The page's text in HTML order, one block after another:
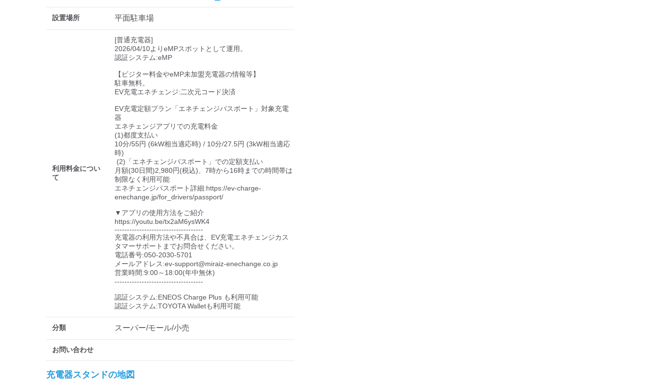
設置場所 平面駐車場
利用料金につい
て
[普通充電器]
2026/04/10よりeMPスポットとして運用。
認証システム:eMP
【ビジター料金やeMP未加盟充電器の情報等】
駐車無料。
EV充電エネチェンジ:二次元コード決済
EV充電定額プラン「エネチェンジパスポート」対象充電
器
エネチェンジアプリでの充電料金
(1)都度支払い
10分/55円 (6kW相当適応時) / 10分/27.5円 (3kW相当適応
時)
月額(30日間)2,980円(税込)、7時から16時までの時間帯は
制限なく利用可能
エネチェンジパスポート詳細:https://ev-charge-
enechange.jp/for_drivers/passport/
▼アプリの使用方法をご紹介
https://youtu.be/tx2aM6ysWK4
------------------------------------
充電器の利用方法や不具合は、EV充電エネチェンジカス
タマーサポートまでお問合せください。
電話番号:050-2030-5701
メールアドレス:ev-support@miraiz-enechange.co.jp
営業時間:9:00～18:00(年中無休)
------------------------------------
認証システム:ENEOS Charge Plus も利用可能
認証システム:TOYOTA Walletも利用可能
分類 スーパー/モール/小売
お問い合わせ
充電器スタンドの地図